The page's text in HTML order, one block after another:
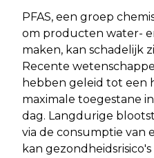
PFAS, een groep
om producten water-
maken, kan schadelijk
Recente
hebben geleid tot een
maximale toegestane
dag. Langdurige
via de consumptie van
kan